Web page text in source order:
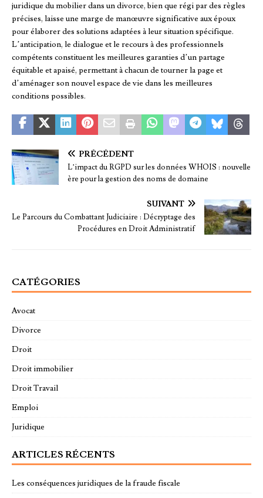
juridique du mobilier dans un divorce, bien que régi par des règles
précises, laisse une marge de manœuvre significative aux époux
pour élaborer des solutions adaptées à leur situation spécifique.
L’anticipation, le dialogue et le recours à des professionnels
compétents constituent les meilleures garanties d’un partage
équitable et apaisé, permettant à chacun de tourner la page et
d’aménager son nouvel espace de vie dans les meilleures
conditions possibles.
PRÉCÉDENT
L’impact du RGPD sur les données WHOIS : nouvelle
ère pour la gestion des noms de domaine
SUIVANT
Le Parcours du Combattant Judiciaire : Décryptage des
Procédures en Droit Administratif
CATÉGORIES
Avocat
Divorce
Droit
Droit immobilier
Droit Travail
Emploi
Juridique
ARTICLES RÉCENTS
Les conséquences juridiques de la fraude fiscale